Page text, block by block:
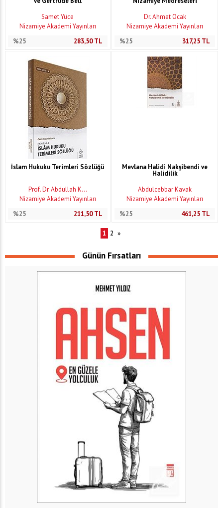
Samet Yüce
Nizamiye Akademi Yayınları
%25
283,50TL
Dr. Ahmet Ocak
Nizamiye Akademi Yayınları
%25
317,25 TL
İslam Hukuku Terimleri Sözlüğü
Prof. Dr. Abdullah K...
Nizamiye Akademi Yayınları
%25
211,50TL
Mevlana Halidi Nakşibendi ve
Halidilik
Abdulcebbar Kavak
Nizamiye Akademi Yayınları
%25
461,25 TL
1 2 »
Günün Fırsatları